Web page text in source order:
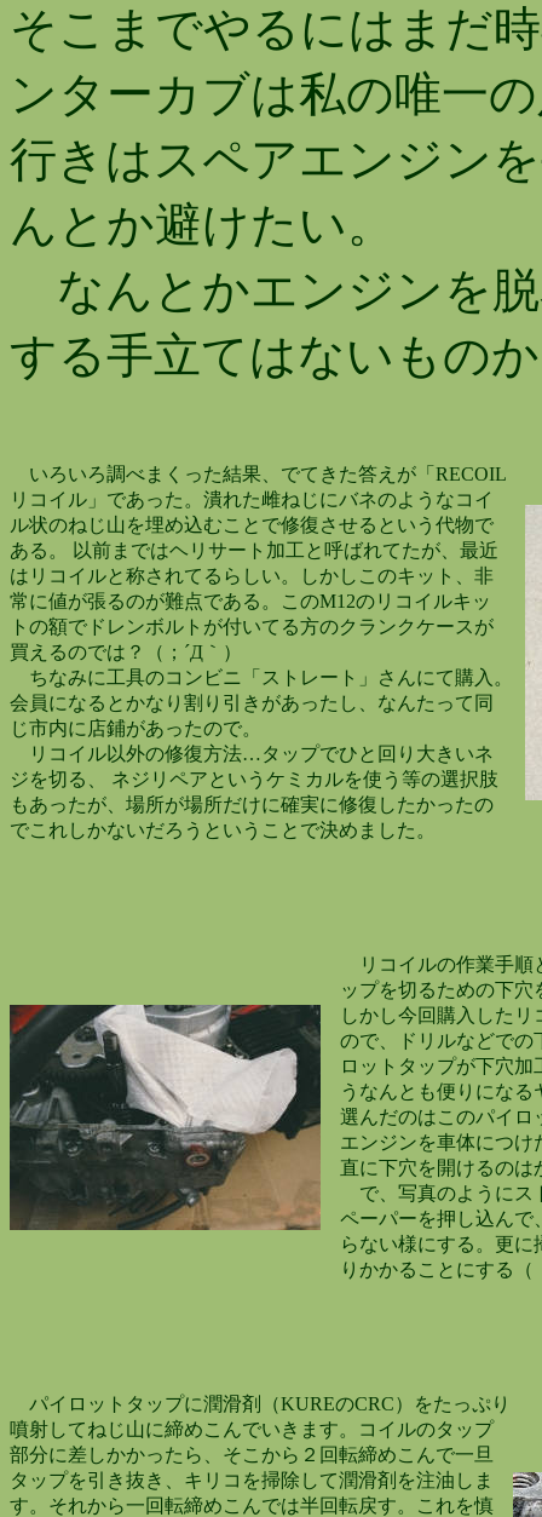
そこまでやるにはまだ
ンターカブは私の唯一
行きはスペアエンジン
んとか避けたい。
なんとかエンジンを
する手立てはないもの
いろいろ調べまくった結果、でてきた答えが「RECOIL
リコイル」であった。潰れた雌ねじにバネのようなコイ
ル状のねじ山を埋め込むことで修復させるという代物で
ある。 以前まではヘリサート加工と呼ばれてたが、最近
はリコイルと称されてるらしい。しかしこのキット、非
常に値が張るのが難点である。このM12のリコイルキッ
トの額でドレンボルトが付いてる方のクランクケースが
買えるのでは？（；´Д｀）
ちなみに工具のコンビニ「ストレート」さんにて購入。
会員になるとかなり割り引きがあったし、なんたって同
じ市内に店鋪があったので。
リコイル以外の修復方法…タップでひと回り大きいネ
ジを切る、 ネジリペアというケミカルを使う等の選択肢
もあったが、場所が場所だけに確実に修復したかったの
でこれしかないだろうということで決めました。
リコイルの作業手順
ップを切るための下穴
しかし今回購入したリ
ので、ドリルなどでの
ロットタップが下穴加
うなんとも便りになる
選んだのはこのパイロ
エンジンを車体につけ
直に下穴を開けるのは
で、写真のようにス
ペーパーを押し込んで
らない様にする。更に
りかかることにする（
パイロットタップに潤滑剤（KUREのCRC）をたっぷり
噴射してねじ山に締めこんでいきます。コイルのタップ
部分に差しかかったら、そこから２回転締めこんで一旦
タップを引き抜き、キリコを掃除して潤滑剤を注油しま
す。それから一回転締めこんでは半回転戻す。これを慎